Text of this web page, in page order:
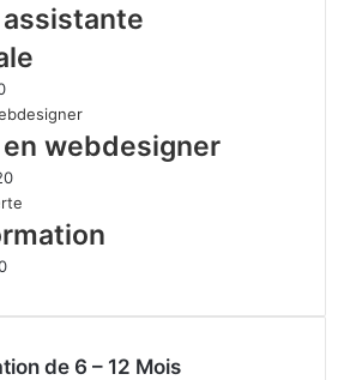
webdesigner
de 6 – 12 Mois